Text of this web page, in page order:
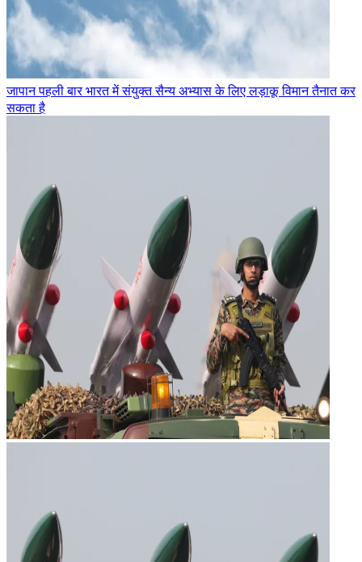
जापान पहली बार भारत में संयुक्त सैन्य अभ्यास के लिए लड़ाकू विमान तैनात कर
सकता है